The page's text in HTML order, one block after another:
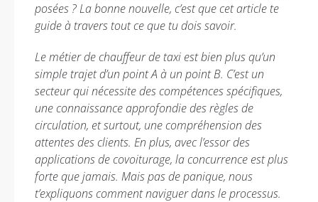
posées ? La bonne nouvelle, c’est que cet article te
guide à travers tout ce que tu dois savoir.
Le métier de chauffeur de taxi est bien plus qu’un
simple trajet d’un point A à un point B. C’est un
secteur qui nécessite des compétences spécifiques,
une connaissance approfondie des règles de
circulation, et surtout, une compréhension des
attentes des clients. En plus, avec l’essor des
applications de covoiturage, la concurrence est plus
forte que jamais. Mais pas de panique, nous
t’expliquons comment naviguer dans le processus.